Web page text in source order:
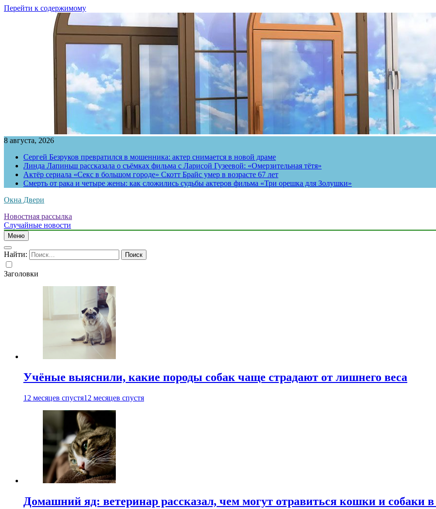
Перейти к содержимому
8 августа, 2026
Сергей Безруков превратился в мошенника: актер снимается в новой драме
Линда Лапиньш рассказала о съёмках фильма с Ларисой Гузеевой: «Омерзительная тётя»
Актёр сериала «Секс в большом городе» Скотт Брайс умер в возрасте 67 лет
Смерть от рака и четыре жены: как сложились судьбы актеров фильма «Три орешка для Золушки»
Окна Двери
Новостная рассылка
Случайные новости
Меню
Найти:
Заголовки
Учёные выяснили, какие породы собак чаще страдают от лишнего веса
12 месяцев спустя12 месяцев спустя
Домашний яд: ветеринар рассказал, чем могут отравиться кошки и собаки